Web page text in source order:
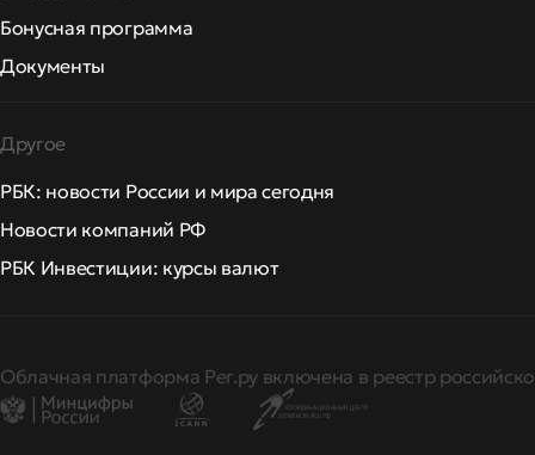
Бонусная программа
Документы
Другое
РБК: новости России и мира сегодня
Новости компаний РФ
РБК Инвестиции: курсы валют
Облачная платформа Рег.ру включена в реестр